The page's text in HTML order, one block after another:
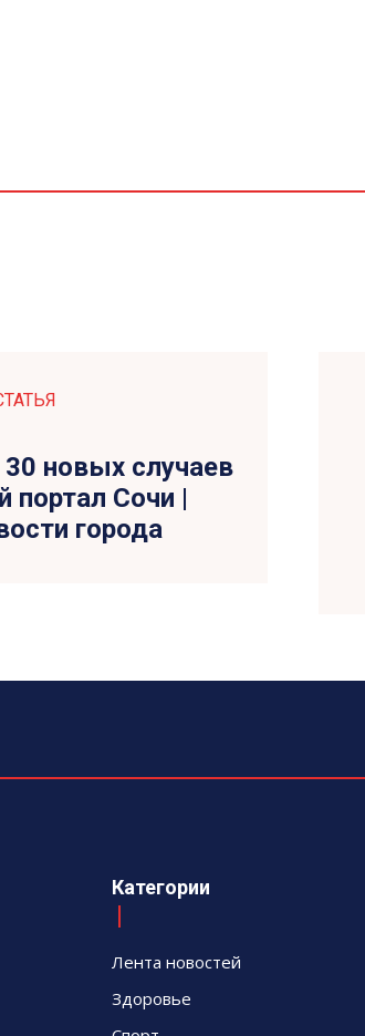
новых случаев
портал Сочи |
города
Категории
Лента новостей
Здоровье